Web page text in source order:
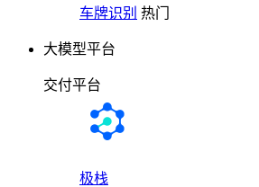
车牌识别 热门
大模型平台
交付平台
极栈